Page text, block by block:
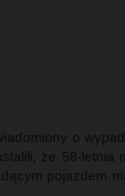
o
że 58-letnia
pojazdem